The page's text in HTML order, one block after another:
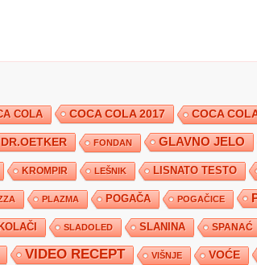
COLA COCA COLA 2017 COCA
DR.OETKER FONDAN GLAVNO JELO
KROMPIR LEŠNIK LISNATO TESTO
PLAZMA POGAČA POGAČICE
SLADOLED SLANINA SPANAĆ
VIDEO RECEPT VIŠNJE VOĆE